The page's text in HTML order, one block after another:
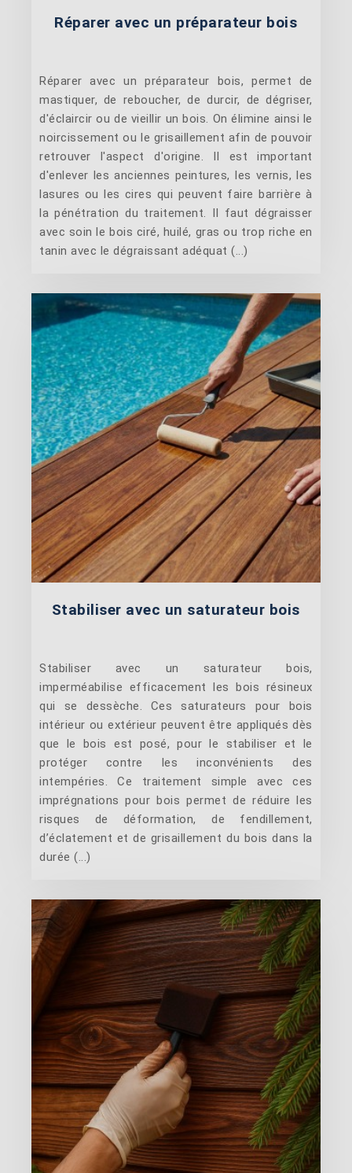
Réparer avec un préparateur bois
Réparer avec un préparateur bois, permet de
mastiquer, de reboucher, de durcir, de dégriser,
d'éclaircir ou de vieillir un bois. On élimine ainsi le
noircissement ou le grisaillement afin de pouvoir
retrouver l'aspect d'origine. Il est important
d'enlever les anciennes peintures, les vernis, les
lasures ou les cires qui peuvent faire barrière à
la pénétration du traitement. Il faut dégraisser
avec soin le bois ciré, huilé, gras ou trop riche en
tanin avec le dégraissant adéquat (...)
Stabiliser avec un saturateur bois
Stabiliser avec un saturateur bois,
imperméabilise efficacement les bois résineux
qui se dessèche. Ces saturateurs pour bois
intérieur ou extérieur peuvent être appliqués dès
que le bois est posé, pour le stabiliser et le
protéger contre les inconvénients des
intempéries. Ce traitement simple avec ces
imprégnations pour bois permet de réduire les
risques de déformation, de fendillement,
d’éclatement et de grisaillement du bois dans la
durée (...)